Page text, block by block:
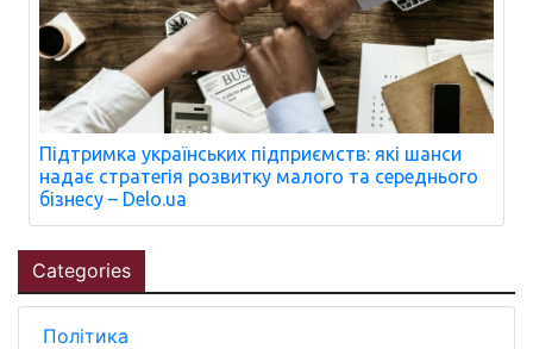
Підтримка українських підприємств: які шанси
надає стратегія розвитку малого та середнього
бізнесу – Delo.ua
Categories
Політика